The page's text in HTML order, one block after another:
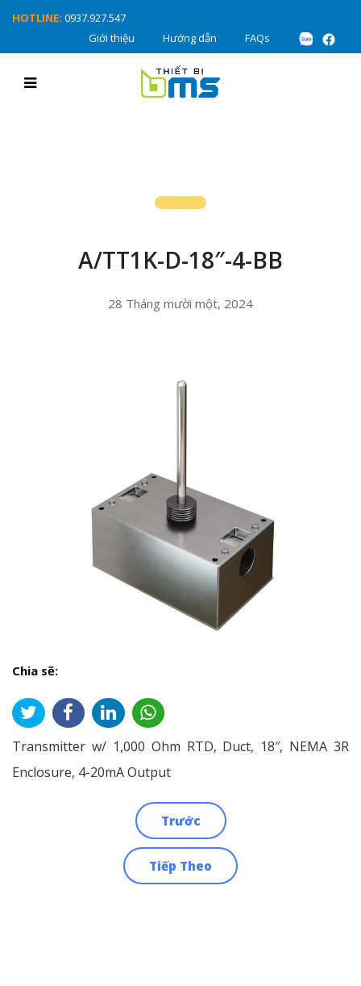
HOTLINE: 0937.927.547
Giới thiệu
Hướng dẫn FAQs
A/TT1K-D-18″-4-BB
28 Tháng mười một, 2024
Chia sẽ:
Transmitter w/ 1,000 Ohm RTD, Duct, 18″, NEMA 3R
Enclosure, 4-20mA Output
Trước
Tiếp Theo